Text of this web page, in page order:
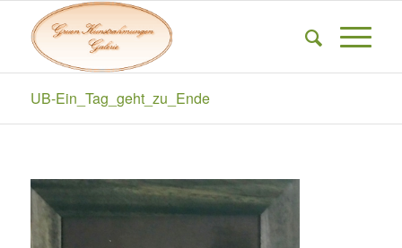
UB-Ein_Tag_geht_zu_Ende